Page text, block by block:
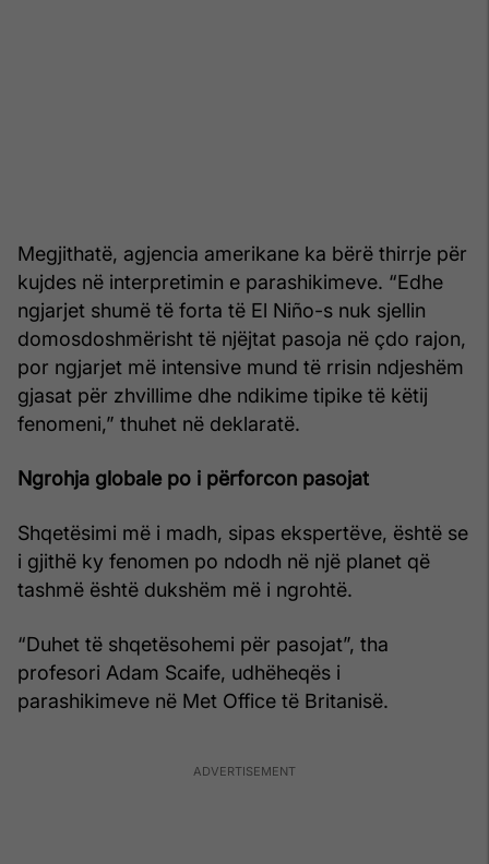
Megjithatë, agjencia amerikane ka bërë thirrje për
kujdes në interpretimin e parashikimeve. “Edhe
ngjarjet shumë të forta të El Niño-s nuk sjellin
domosdoshmërisht të njëjtat pasoja në çdo rajon,
por ngjarjet më intensive mund të rrisin ndjeshëm
gjasat për zhvillime dhe ndikime tipike të këtij
fenomeni,” thuhet në deklaratë.
Ngrohja globale po i përforcon pasojat
Shqetësimi më i madh, sipas ekspertëve, është se
i gjithë ky fenomen po ndodh në një planet që
tashmë është dukshëm më i ngrohtë.
“Duhet të shqetësohemi për pasojat”, tha
profesori Adam Scaife, udhëheqës i
parashikimeve në Met Office të Britanisë.